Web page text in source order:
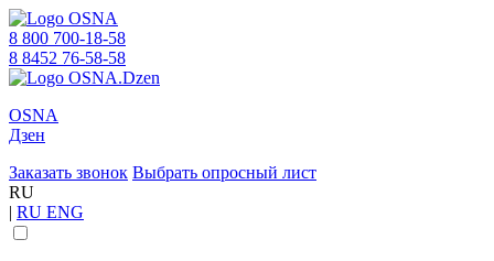
8 800 700-18-58
8 8452 76-58-58
OSNA
Дзен
Заказать звонок Выбрать опросный лист
RU
| RU ENG